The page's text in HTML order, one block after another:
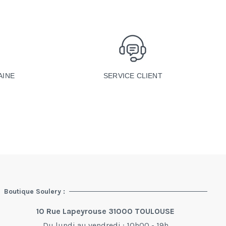
SERVICE CLIENT
Boutique Soulery :
10 Rue Lapeyrouse 31000 TOULOUSE